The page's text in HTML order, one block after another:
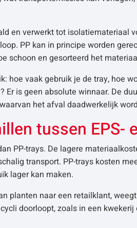
en verwerkt tot isolatiemateriaal
PP kan in principe worden
schoon en gesorteerd het
hoe vaak gebruik je de tray, hoe
Er is geen absolute winnaar. De
het afval daadwerkelijk
tussen EPS-
PP-trays. De lagere
transport. PP-trays kosten
lager kan maken.
planten naar een retailklant,
doorloopt, zoals in een